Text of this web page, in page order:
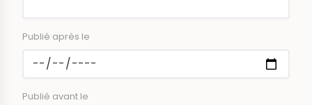
Publié après le
Publié avant le